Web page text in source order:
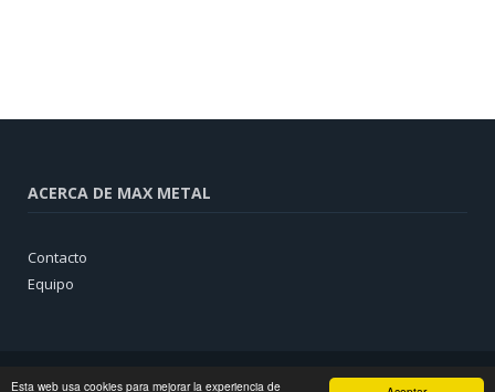
Esta web usa cookies para mejorar la experiencia de
ACERCA DE MAX METAL
Contacto
Equipo